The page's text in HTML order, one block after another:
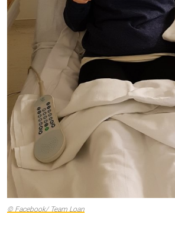
© Facebook/ Team Loan